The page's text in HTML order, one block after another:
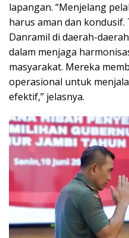
lapangan. “Menjelang
harus aman dan
Danramil di daerah-
dalam menjaga
masyarakat. Mereka
operasional untuk
efektif,” jelasnya.